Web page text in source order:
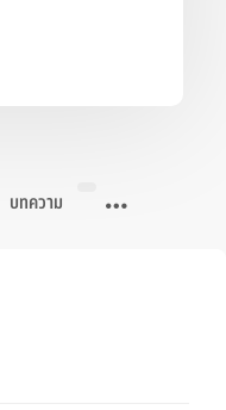
บทความ